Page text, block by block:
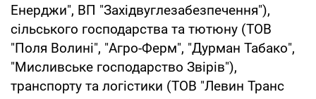
Енерджи", ВП "Західвуглезабезпечення"),
сільського господарства та тютюну (ТОВ
"Поля Волині", "Агро-Ферм", "Дурман Табако",
"Мисливське господарство Звірів"),
транспорту та логістики (ТОВ "Левин Транс